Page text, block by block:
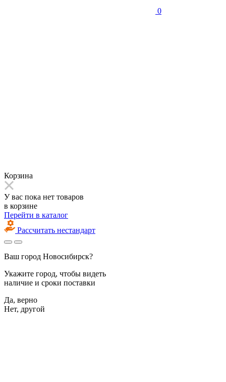
0
Корзина
У вас пока нет товаров
в корзине
Перейти в каталог
Рассчитать нестандарт
Ваш город Новосибирск?
Укажите город, чтобы видеть
наличие и сроки поставки
Да, верно
Нет, другой